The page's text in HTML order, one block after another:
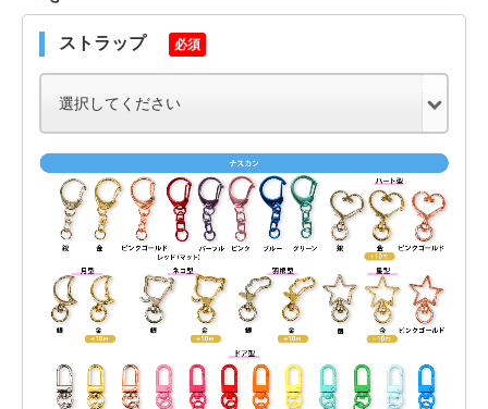
ストラップ 必須